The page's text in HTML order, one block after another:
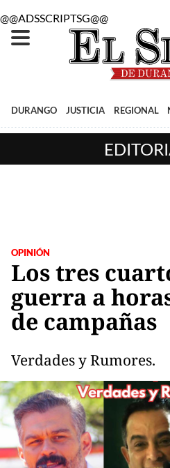
@@ADSSCRIPTSG@@
DURANGO JUSTICIA REGIONAL
OPINIÓN
Los tres
guerra a
de campañas
Verdades y Rumores.